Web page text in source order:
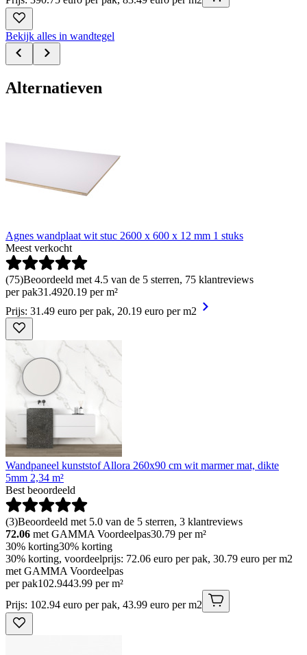
Bekijk alles in wandtegel
Alternatieven
Agnes wandplaat wit stuc 2600 x 600 x 12 mm 1 stuks
Meest verkocht
(75)Beoordeeld met 4.5 van de 5 sterren, 75 klantreviews
per pak31.4920.19 per m²
Prijs: 31.49 euro per pak, 20.19 euro per m2
Wandpaneel kunststof Allora 260x90 cm wit marmer mat, dikte
5mm 2,34 m²
Best beoordeeld
(3)Beoordeeld met 5.0 van de 5 sterren, 3 klantreviews
72.06 met GAMMA Voordeelpas30.79 per m²
30% korting30% korting
30% korting, voordeelprijs: 72.06 euro per pak, 30.79 euro per m2
met GAMMA Voordeelpas
per pak102.9443.99 per m²
Prijs: 102.94 euro per pak, 43.99 euro per m2